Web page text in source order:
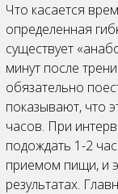
Что касается
определенная
существует
минут после
обязательно
показывают, что
часов. При
подождать 1-2
приемом пищи, и
результатах.